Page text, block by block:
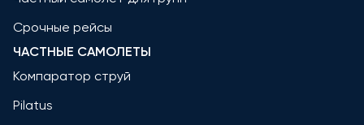
Срочные рейсы
ЧАСТНЫЕ САМОЛЕТЫ
Компаратор струй
Pilatus